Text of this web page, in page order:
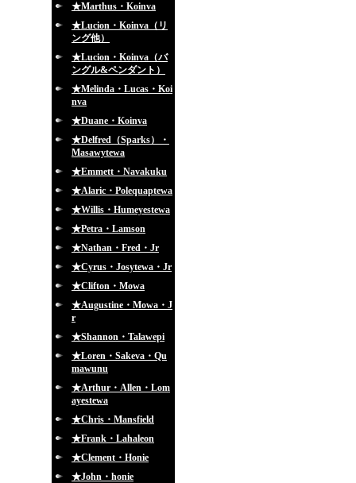
★Marthus・Koinva
★Lucion・Koinva（リ
ング他）
★Lucion・Koinva（バ
ングル&ペンダント）
★Melinda・Lucas・Koi
nva
★Duane・Koinva
★Delfred（Sparks）・
Masawytewa
★Emmett・Navakuku
★Alaric・Polequaptewa
★Willis・Humeyestewa
★Petra・Lamson
★Nathan・Fred・Jr
★Cyrus・Josytewa・Jr
★Clifton・Mowa
★Augustine・Mowa・J
r
★Shannon・Talawepi
★Loren・Sakeva・Qu
mawunu
★Arthur・Allen・Lom
ayestewa
★Chris・Mansfield
★Frank・Lahaleon
★Clement・Honie
★John・honie